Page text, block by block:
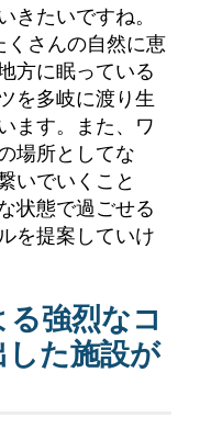
きたいですね。
くさんの自然に恵
方に眠っている
を多岐に渡り生
ます。また、ワ
場所としてな
いでいくこと
状態で過ごせる
を提案していけ
強烈なコ
た施設が